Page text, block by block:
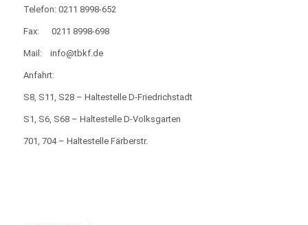
Telefon: 0211 8998-652
Fax: 0211 8998-698
Mail: info@tbkf.de
Anfahrt:
S8, S11, S28 – Haltestelle D-Friedrichstadt
S1, S6, S68 – Haltestelle D-Volksgarten
701, 704 – Haltestelle Färberstr.